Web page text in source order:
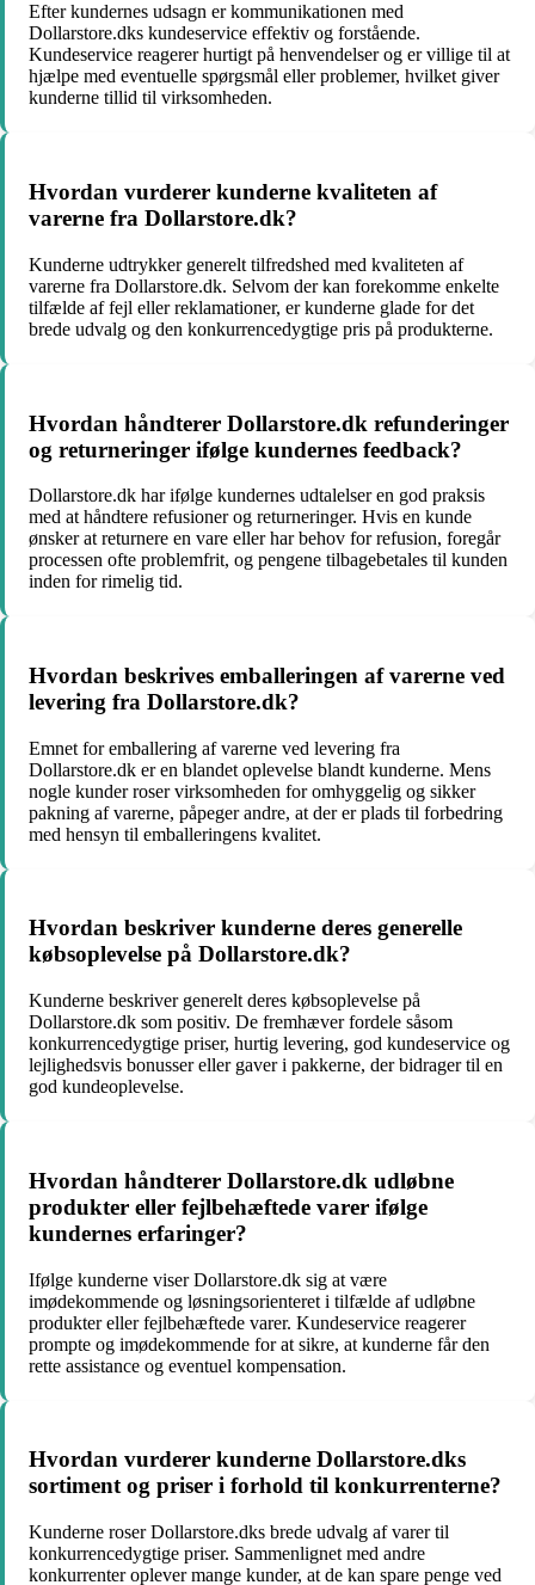
Efter kundernes udsagn er kommunikationen med
Dollarstore.dks kundeservice effektiv og forstående.
Kundeservice reagerer hurtigt på henvendelser og er villige til at
hjælpe med eventuelle spørgsmål eller problemer, hvilket giver
kunderne tillid til virksomheden.
Hvordan vurderer kunderne kvaliteten af
varerne fra Dollarstore.dk?
Kunderne udtrykker generelt tilfredshed med kvaliteten af
varerne fra Dollarstore.dk. Selvom der kan forekomme enkelte
tilfælde af fejl eller reklamationer, er kunderne glade for det
brede udvalg og den konkurrencedygtige pris på produkterne.
Hvordan håndterer Dollarstore.dk refunderinger
og returneringer ifølge kundernes feedback?
Dollarstore.dk har ifølge kundernes udtalelser en god praksis
med at håndtere refusioner og returneringer. Hvis en kunde
ønsker at returnere en vare eller har behov for refusion, foregår
processen ofte problemfrit, og pengene tilbagebetales til kunden
inden for rimelig tid.
Hvordan beskrives emballeringen af varerne ved
levering fra Dollarstore.dk?
Emnet for emballering af varerne ved levering fra
Dollarstore.dk er en blandet oplevelse blandt kunderne. Mens
nogle kunder roser virksomheden for omhyggelig og sikker
pakning af varerne, påpeger andre, at der er plads til forbedring
med hensyn til emballeringens kvalitet.
Hvordan beskriver kunderne deres generelle
købsoplevelse på Dollarstore.dk?
Kunderne beskriver generelt deres købsoplevelse på
Dollarstore.dk som positiv. De fremhæver fordele såsom
konkurrencedygtige priser, hurtig levering, god kundeservice og
lejlighedsvis bonusser eller gaver i pakkerne, der bidrager til en
god kundeoplevelse.
Hvordan håndterer Dollarstore.dk udløbne
produkter eller fejlbehæftede varer ifølge
kundernes erfaringer?
Ifølge kunderne viser Dollarstore.dk sig at være
imødekommende og løsningsorienteret i tilfælde af udløbne
produkter eller fejlbehæftede varer. Kundeservice reagerer
prompte og imødekommende for at sikre, at kunderne får den
rette assistance og eventuel kompensation.
Hvordan vurderer kunderne Dollarstore.dks
sortiment og priser i forhold til konkurrenterne?
Kunderne roser Dollarstore.dks brede udvalg af varer til
konkurrencedygtige priser. Sammenlignet med andre
konkurrenter oplever mange kunder, at de kan spare penge ved